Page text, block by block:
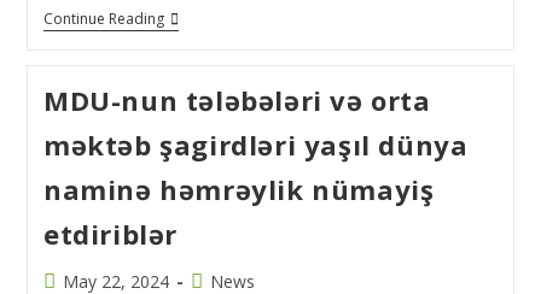
Continue Reading
MDU-nun tələbələri və orta
məktəb şagirdləri yaşıl dünya
naminə həmrəylik nümayiş
etdiriblər
May 22, 2024 News